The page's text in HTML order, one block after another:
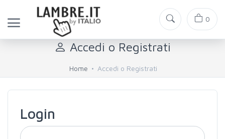
0
Accedi o Registrati
Home Accedi o Registrati
Login